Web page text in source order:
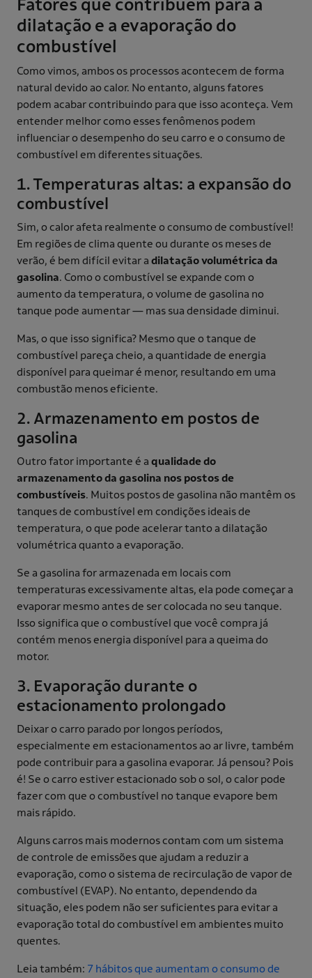
Fatores que contribuem para a
dilatação e a evaporação do
combustível
Como vimos, ambos os processos acontecem de forma
natural devido ao calor. No entanto, alguns fatores
podem acabar contribuindo para que isso aconteça. Vem
entender melhor como esses fenômenos podem
influenciar o desempenho do seu carro e o consumo de
combustível em diferentes situações.
1. Temperaturas altas: a expansão do
combustível
Sim, o calor afeta realmente o consumo de combustível!
Em regiões de clima quente ou durante os meses de
verão, é bem difícil evitar a dilatação volumétrica da
gasolina. Como o combustível se expande com o
aumento da temperatura, o volume de gasolina no
tanque pode aumentar — mas sua densidade diminui.
Mas, o que isso significa? Mesmo que o tanque de
combustível pareça cheio, a quantidade de energia
disponível para queimar é menor, resultando em uma
combustão menos eficiente.
2. Armazenamento em postos de
gasolina
Outro fator importante é a qualidade do
armazenamento da gasolina nos postos de
combustíveis. Muitos postos de gasolina não mantêm os
tanques de combustível em condições ideais de
temperatura, o que pode acelerar tanto a dilatação
volumétrica quanto a evaporação.
Se a gasolina for armazenada em locais com
temperaturas excessivamente altas, ela pode começar a
evaporar mesmo antes de ser colocada no seu tanque.
Isso significa que o combustível que você compra já
contém menos energia disponível para a queima do
motor.
3. Evaporação durante o
estacionamento prolongado
Deixar o carro parado por longos períodos,
especialmente em estacionamentos ao ar livre, também
pode contribuir para a gasolina evaporar. Já pensou? Pois
é! Se o carro estiver estacionado sob o sol, o calor pode
fazer com que o combustível no tanque evapore bem
mais rápido.
Alguns carros mais modernos contam com um sistema
de controle de emissões que ajudam a reduzir a
evaporação, como o sistema de recirculação de vapor de
combustível (EVAP). No entanto, dependendo da
situação, eles podem não ser suficientes para evitar a
evaporação total do combustível em ambientes muito
quentes.
Leia também: 7 hábitos que aumentam o consumo de